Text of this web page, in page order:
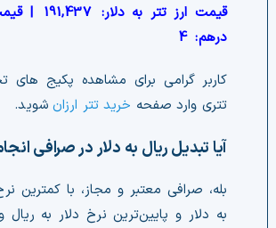
قیمت ارز تتر به دلار: 191,437
|
درهم: 4
کاربر گرامی برای مشاهده پکیج های
تتری وارد صفحه خرید تتر ارزان شوید.
آیا تبدیل ریال به دلار در صرافی
بله، صرافی معتبر و مجاز، با کمترین
به دلار و پایین‌ترین نرخ دلار به ریال